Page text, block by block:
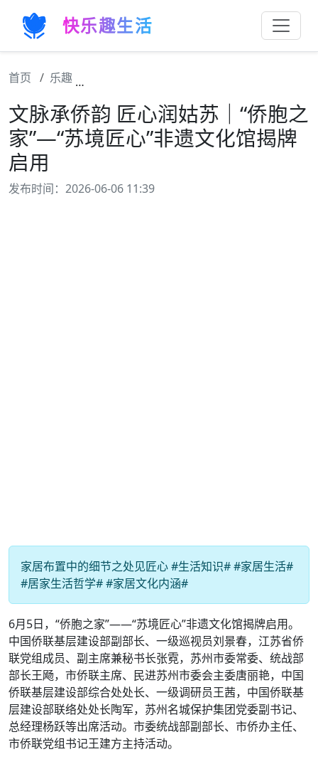
快乐趣生活
首页 乐趣
文脉承侨韵 匠心润姑苏｜“侨胞之
家”—“苏境匠心”非遗文化馆揭牌
启用
发布时间：2026-06-06 11:39
家居布置中的细节之处见匠心 #生活知识# #家居生活#
#居家生活哲学# #家居文化内涵#
6月5日，“侨胞之家”——“苏境匠心”非遗文化馆揭牌启用。
中国侨联基层建设部副部长、一级巡视员刘景春，江苏省侨
联党组成员、副主席兼秘书长张霓，苏州市委常委、统战部
部长王飏，市侨联主席、民进苏州市委会主委唐丽艳，中国
侨联基层建设部综合处处长、一级调研员王茜，中国侨联基
层建设部联络处处长陶军，苏州名城保护集团党委副书记、
总经理杨跃等出席活动。市委统战部副部长、市侨办主任、
市侨联党组书记王建方主持活动。